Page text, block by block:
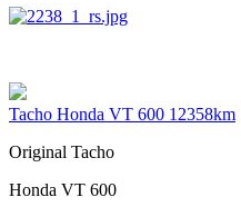
Tacho Honda VT 600 12358km
Original Tacho
Honda VT 600